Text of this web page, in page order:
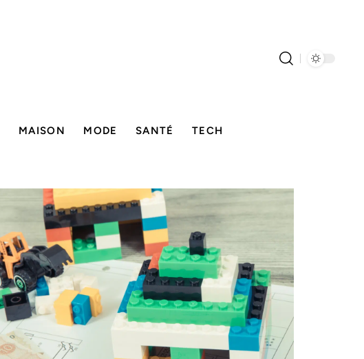
MAISON MODE SANTÉ TECH